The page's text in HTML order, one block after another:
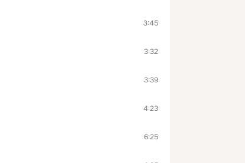
3:45
3:32
3:39
4:23
6:25